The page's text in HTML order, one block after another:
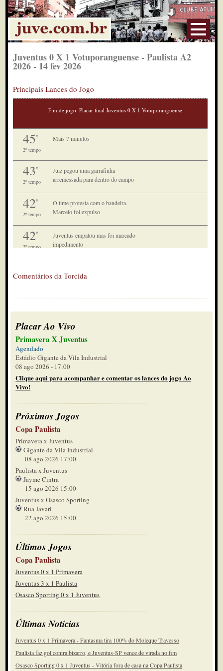
Juventus 0 X 1 Votuporanguense - Paulista A2
2026 - 14 fev 2026
Principais Lances do Jogo
Fim de jogo. Placar final Juventus 0 X 1 Votuporanguense.
45'
2º tempo
Mais 7 minutos
43'
2º tempo
Juiz pegou uma garrafinha
arremessada para dentro do campo
42'
2º tempo
O time protesta com o bandeira.
Marcelo foi expulso
42'
2º tempo
Juventus empatou mas foi marcado
impedimento
2º tempo
reservas
2º tempo
Saiu Marcelo, entrou John Egito
40'
2º tempo
Não deu certo a jogada
40'
2º tempo
Falta para o Juventus
34'
2º tempo
Saiu Ferreira para entrar Henrique
33'
2º tempo
Entrou Henrique para tentar acordar o
meio campo Juventino
27' Substituições no time deles
26'
24'
2º tempo
Parada para hidratação
24'
fora
20' Edinho saiu e Eduardo saiu
20'
2º tempo
Matheus Leal e Kevin entram
Comentários da Torcida
Placar Ao Vivo
Primavera X Juventus
Agendado
Estádio Gigante da Vila Industrial
08 ago 2026 - 17:00
Clique aqui para acompanhar e comentar os lances do jogo Ao
Vivo!
Próximos Jogos
Copa Paulista
Primavera x Juventus
Gigante da Vila Industrial
08 ago 2026 17:00
Paulista x Juventus
Jayme Cintra
15 ago 2026 15:00
Juventus x Osasco Sporting
Rua Javari
22 ago 2026 15:00
Últimos Jogos
Copa Paulista
Juventus 0 x 1 Primavera
Juventus 3 x 1 Paulista
Osasco Sporting 0 x 1 Juventus
Últimas Notícias
Juventus 0 x 1 Primavera - Fantasma tira 100% do Moleque Travesso
Paulista faz gol contra bizarro, e Juventus-SP vence de virada no fim
Osasco Sporting 0 x 1 Juventus - Vitória fora de casa na Copa Paulista